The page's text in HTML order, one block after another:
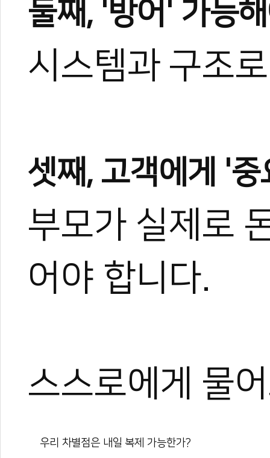
둘째, '방어' 가능
시스템과 구조
셋째, 고객에게 '
부모가 실제로
어야 합니다.
스스로에게 물
우리 차별점은 내일 복제 가능한가?